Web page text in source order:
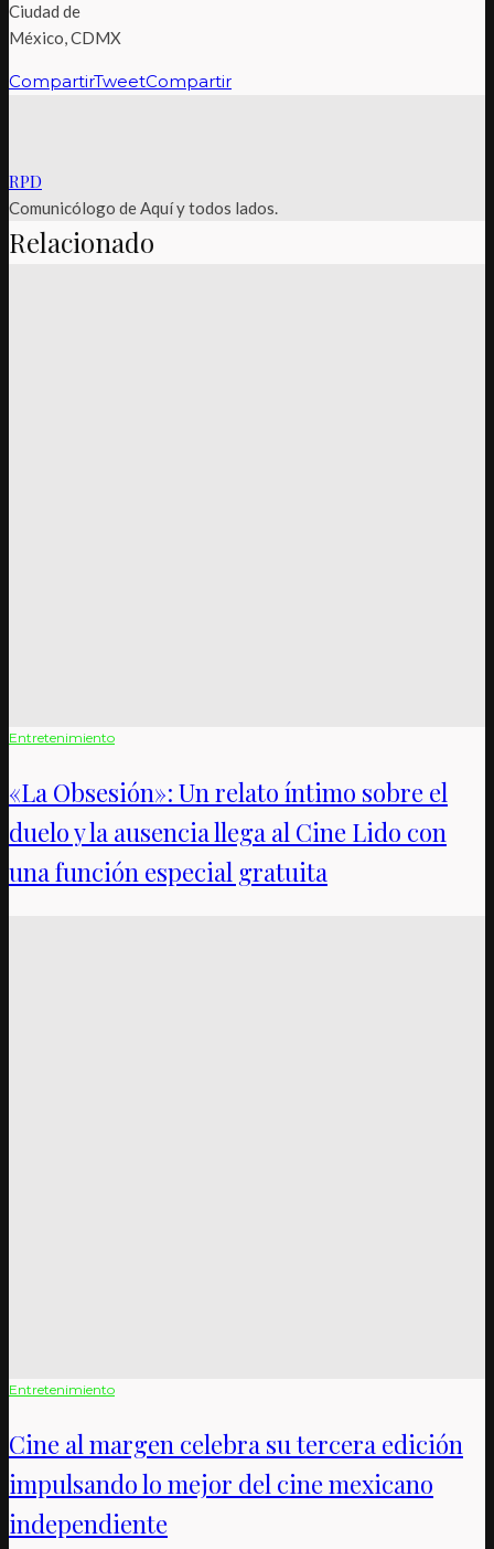
Ciudad de
México, CDMX
CompartirTweetCompartir
RPD
Comunicólogo de Aquí y todos lados.
Relacionado
Entretenimiento
«La Obsesión»: Un relato íntimo sobre el
duelo y la ausencia llega al Cine Lido con
una función especial gratuita
Entretenimiento
Cine al margen celebra su tercera edición
impulsando lo mejor del cine mexicano
independiente